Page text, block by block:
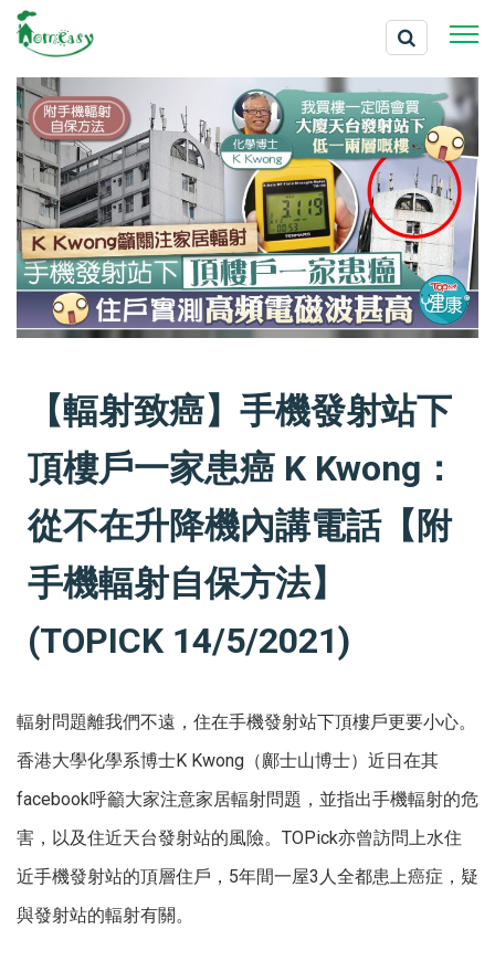
【輻射致癌】手機發射站下
頂樓戶一家患癌 K Kwong：
從不在升降機內講電話【附
手機輻射自保方法】
(TOPICK 14/5/2021)
輻射問題離我們不遠，住在手機發射站下頂樓戶更要小心。
香港大學化學系博士K Kwong（鄺士山博士）近日在其
facebook呼籲大家注意家居輻射問題，並指出手機輻射的危
害，以及住近天台發射站的風險。TOPick亦曾訪問上水住
近手機發射站的頂層住戶，5年間一屋3人全都患上癌症，疑
與發射站的輻射有關。